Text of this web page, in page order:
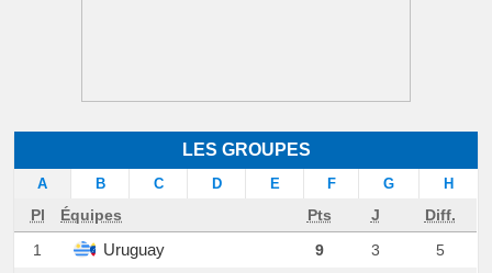
LES GROUPES
A B C D E F G H
Pl Équipes Pts J
Diff.
1
Uruguay 9 3
5